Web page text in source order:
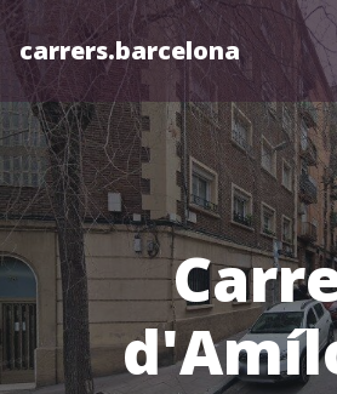
carrers.barcelona